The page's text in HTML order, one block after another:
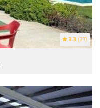
3.3 (27)